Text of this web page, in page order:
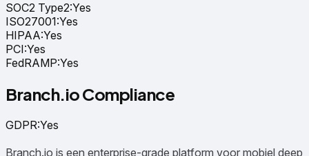
SOC2 Type2:Yes
ISO27001:Yes
HIPAA:Yes
PCI:Yes
FedRAMP:Yes
Branch.io Compliance
GDPR:Yes
Branch.io is een enterprise-grade platform voor mobiel deep